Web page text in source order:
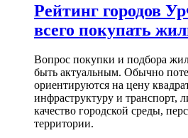
Рейтинг городов
всего покупать
Вопрос покупки и подбора
быть актуальным. Обычно
ориентируются на цену
инфраструктуру и транспорт,
качество городской среды,
территории.